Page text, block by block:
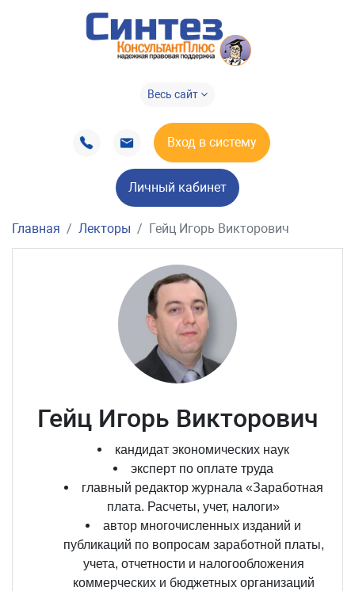
Весь сайт
Вход в систему
Личный кабинет
Главная Лекторы Гейц Игорь Викторович
Гейц Игорь Викторович
кандидат экономических наук
эксперт по оплате труда
главный редактор журнала «Заработная
плата. Расчеты, учет, налоги»
автор многочисленных изданий и
публикаций по вопросам заработной платы,
учета, отчетности и налогообложения
коммерческих и бюджетных организаций